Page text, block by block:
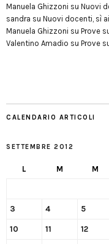
Manuela Ghizzoni su Nuovi
sandra su Nuovi docenti, sì
Manuela Ghizzoni su Prove
Valentino Amadio su Prove
CALENDARIO ARTICOLI
SETTEMBRE 2012
L M M
3 4 5
10 11 12